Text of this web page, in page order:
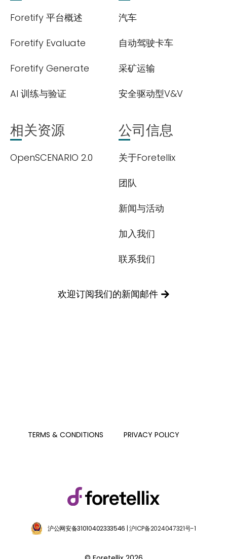
Foretify 平台概述
Foretify Evaluate
Foretify Generate
AI 训练与验证
汽车
自动驾驶卡车
采矿运输
安全驱动型V&V
相关资源
OpenSCENARIO 2.0
公司信息
关于Foretellix
团队
新闻与活动
加入我们
联系我们
欢迎订阅我们的新闻邮件
TERMS & CONDITIONS PRIVACY POLICY
沪公网安备31010402333546 | 沪ICP备2024047321号-1
提交